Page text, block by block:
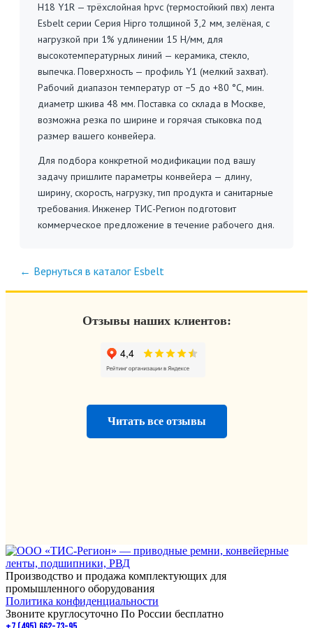
H18 Y1R — трёхслойная hpvc (термостойкий пвх) лента
Esbelt серии Серия Hipro толщиной 3,2 мм, зелёная, с
нагрузкой при 1% удлинении 15 Н/мм, для
высокотемпературных линий — керамика, стекло,
выпечка. Поверхность — профиль Y1 (мелкий захват).
Рабочий диапазон температур от −5 до +80 °C, мин.
диаметр шкива 48 мм. Поставка со склада в Москве,
возможна резка по ширине и горячая стыковка под
размер вашего конвейера.
Для подбора конкретной модификации под вашу
задачу пришлите параметры конвейера — длину,
ширину, скорость, нагрузку, тип продукта и санитарные
требования. Инженер ТИС-Регион подготовит
коммерческое предложение в течение рабочего дня.
← Вернуться в каталог Esbelt
Отзывы наших клиентов:
Читать все отзывы
Производство и продажа комплектующих для
промышленного оборудования
Политика конфиденциальности
Звоните круглосуточно По России бесплатно